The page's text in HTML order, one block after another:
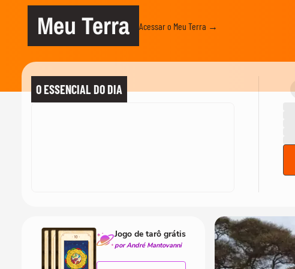
Meu Terra Acessar o Meu Terra →
O ESSENCIAL DO DIA
Jogo de tarô grátis
por André Mantovanni